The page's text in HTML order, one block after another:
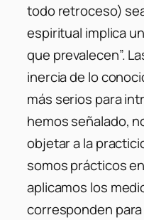
todo retroceso)
espiritual implica
que prevalecen”.
inercia de lo
más serios para
hemos señalado,
objetar a la
somos prácticos
aplicamos los
corresponden